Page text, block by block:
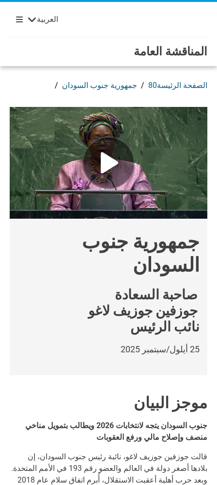
Skip to main content / navigation
مرحباً بكم في الأمم المتحدة English
Français
Español
العربية
المناقشة العامة
الصفحة الرئيسة80 جمهورية جنوب السودان
جمهورية جنوب
السودان
صاحبة السعادة
جوزفين جوزيف لاغو
نائب الرئيس
25 أيلول/سبتمبر 2025
موجز البيان
جنوب السودان يتجه لانتخابات 2026 ويطالب بتمويل مناخي
منصف وإصلاح مالي ورفع العقوبات
قالت جوزفين جوزيف لاغو، نائبة رئيس جنوب السودان، إن
بلادها أصغر دولة في العالم والعضو رقم 193 في الأمم المتحدة.
وبعد حرب أهلية أعقبت الاستقلال، أُبرم اتفاق سلام عام 2018